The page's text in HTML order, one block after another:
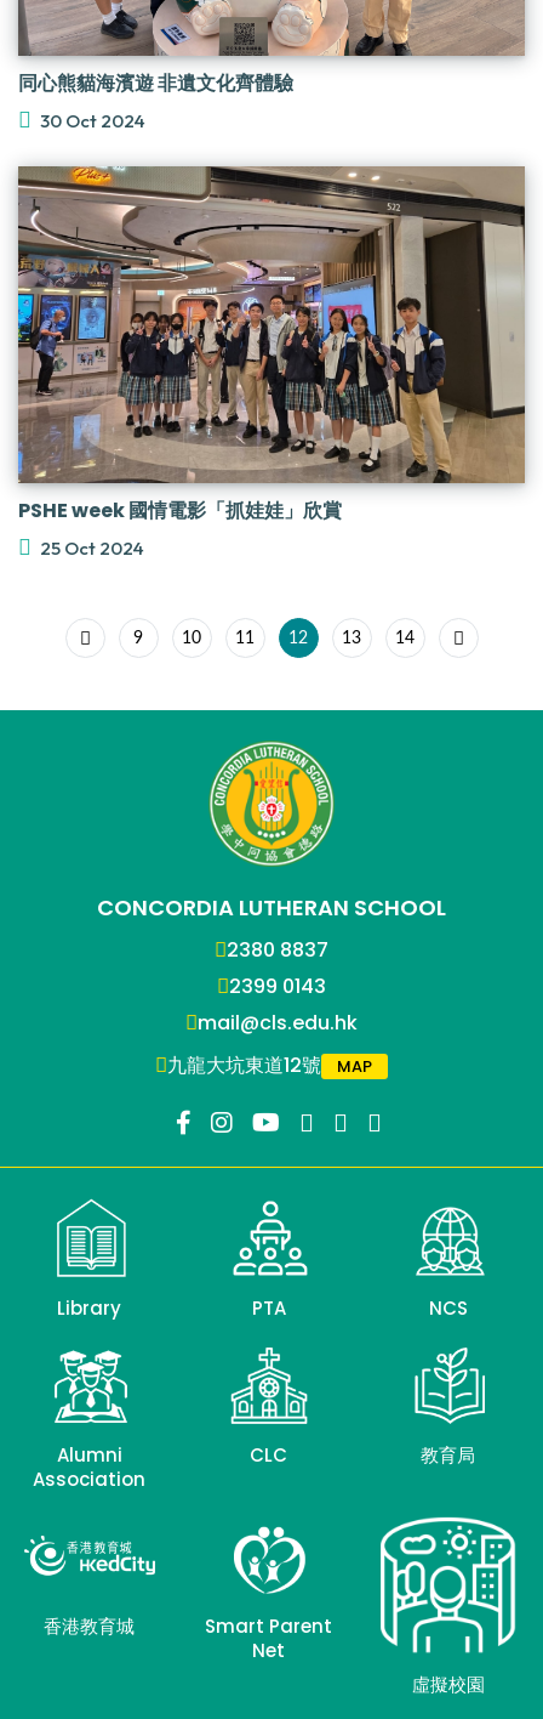
同心熊貓海濱遊 非遺文化齊體驗
30 Oct 2024
PSHE week 國情電影「抓娃娃」欣賞
25 Oct 2024
9 10 11 12 13 14
CONCORDIA LUTHERAN SCHOOL
2380 8837
2399 0143
mail@cls.edu.hk
九龍大坑東道12號
MAP
Library PTA NCS
Alumni
Association
CLC 教育局
香港教育城
Smart Parent
Net
虛擬校園